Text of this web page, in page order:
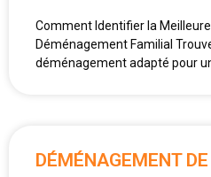
Comment Identifier la
Déménagement Familial
déménagement adapté pour
DÉMÉNAGEMENT